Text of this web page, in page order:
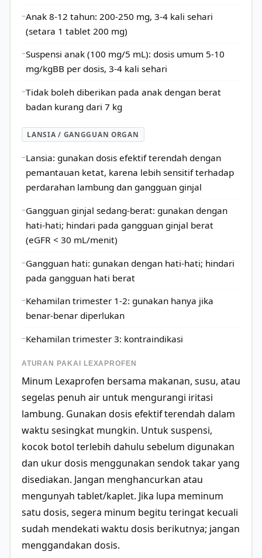
Anak 8-12 tahun: 200-250 mg, 3-4 kali sehari
(setara 1 tablet 200 mg)
Suspensi anak (100 mg/5 mL): dosis umum 5-10
mg/kgBB per dosis, 3-4 kali sehari
Tidak boleh diberikan pada anak dengan berat
badan kurang dari 7 kg
LANSIA / GANGGUAN ORGAN
Lansia: gunakan dosis efektif terendah dengan
pemantauan ketat, karena lebih sensitif terhadap
perdarahan lambung dan gangguan ginjal
Gangguan ginjal sedang-berat: gunakan dengan
hati-hati; hindari pada gangguan ginjal berat
(eGFR < 30 mL/menit)
Gangguan hati: gunakan dengan hati-hati; hindari
pada gangguan hati berat
Kehamilan trimester 1-2: gunakan hanya jika
benar-benar diperlukan
Kehamilan trimester 3: kontraindikasi
ATURAN PAKAI LEXAPROFEN
Minum Lexaprofen bersama makanan, susu, atau
segelas penuh air untuk mengurangi iritasi
lambung. Gunakan dosis efektif terendah dalam
waktu sesingkat mungkin. Untuk suspensi,
kocok botol terlebih dahulu sebelum digunakan
dan ukur dosis menggunakan sendok takar yang
disediakan. Jangan menghancurkan atau
mengunyah tablet/kaplet. Jika lupa meminum
satu dosis, segera minum begitu teringat kecuali
sudah mendekati waktu dosis berikutnya; jangan
menggandakan dosis.